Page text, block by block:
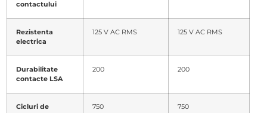
contactului
Rezistenta
electrica
125 V AC RMS 125 V AC RMS
Durabilitate
contacte LSA
200 200
Cicluri de
750 750